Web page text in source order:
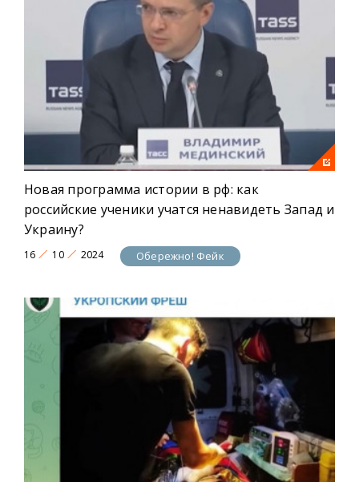
Новая программа истории в рф: как
российские ученики учатся ненавидеть Запад и
Украину?
16 10 2024 Обережно! Фейк